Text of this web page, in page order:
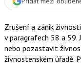
Zrušení a zánik
v paragrafech 58 a
nebo pozastavit
živnostenském úřadě.